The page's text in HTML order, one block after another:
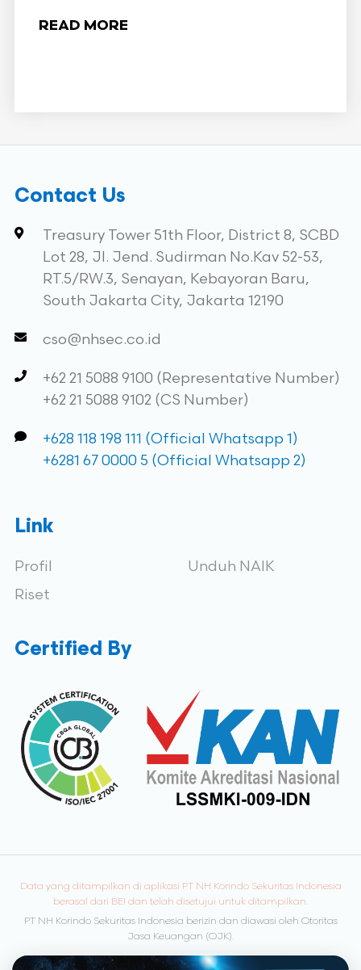
READ MORE
Contact Us
Treasury Tower 51th Floor, District 8, SCBD
Lot 28, Jl. Jend. Sudirman No.Kav 52-53,
RT.5/RW.3, Senayan, Kebayoran Baru,
South Jakarta City, Jakarta 12190
cso@nhsec.co.id
+62 21 5088 9100 (Representative Number)
+62 21 5088 9102 (CS Number)
+628 118 198 111 (Official Whatsapp 1)
+6281 67 0000 5 (Official Whatsapp 2)
Link
Profil
Riset
Unduh NAIK
Certified By
Data yang ditampilkan di aplikasi PT NH Korindo Sekuritas Indonesia
berasal dari BEI dan telah disetujui untuk ditampilkan.
PT NH Korindo Sekuritas Indonesia berizin dan diawasi oleh Otoritas
Jasa Keuangan (OJK).